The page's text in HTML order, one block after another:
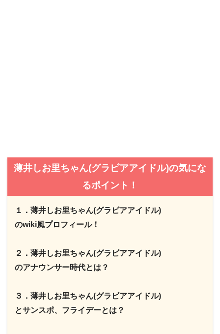
薄井しお里ちゃん(グラビアアイドル)の気にな
るポイント！
１．薄井しお里ちゃん(グラビアアイドル)
のwiki風プロフィール！
２．薄井しお里ちゃん(グラビアアイドル)
のアナウンサー時代とは？
３．薄井しお里ちゃん(グラビアアイドル)
とサンスポ、フライデーとは？